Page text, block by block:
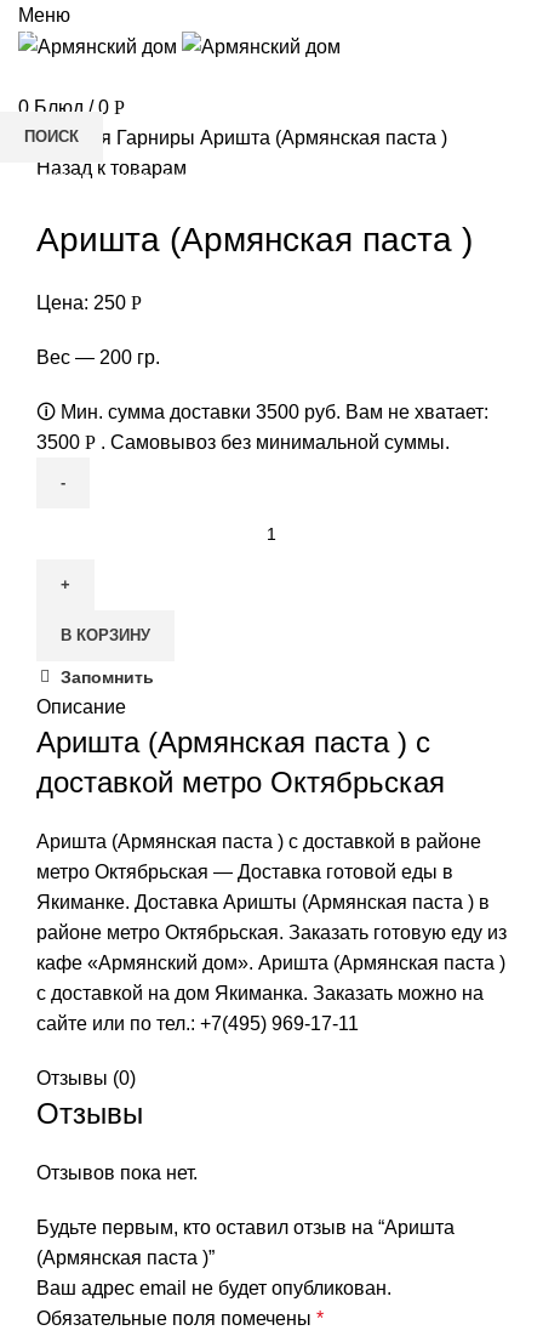
Меню
0 Блюд / 0 Р
Главная Гарниры Аришта (Армянская паста )
Назад к товарам
Аришта (Армянская паста )
Цена: 250 Р
Вес — 200 гр.
🛈 Мин. сумма доставки 3500 руб. Вам не хватает:
3500 Р . Самовывоз без минимальной суммы.
Аришта
паста
В КОРЗИНУ
Запомнить
Описание
Аришта (Армянская паста ) с
доставкой метро Октябрьская
Аришта (Армянская паста ) с доставкой в районе
метро Октябрьская — Доставка готовой еды в
Якиманке. Доставка Аришты (Армянская паста ) в
районе метро Октябрьская. Заказать готовую еду из
кафе «Армянский дом». Аришта (Армянская паста )
с доставкой на дом Якиманка. Заказать можно на
сайте или по тел.: +7(495) 969-17-11
Отзывы (0)
Отзывы
Отзывов пока нет.
Будьте первым, кто оставил отзыв на “Аришта
(Армянская паста )”
Ваш адрес email не будет опубликован.
Обязательные поля помечены *
ПОИСК
Начните вводить текст, чтобы увидеть товары, которые вы